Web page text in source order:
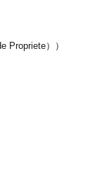
Propriete））